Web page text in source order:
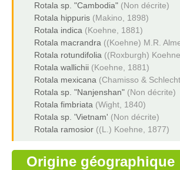
Rotala sp. "Cambodia" (Non décrite)
Rotala hippuris (Makino, 1898)
Rotala indica (Koehne, 1881)
Rotala macrandra ((Koehne) M.R.
Rotala rotundifolia ((Roxburgh)
Rotala wallichii (Koehne, 1881)
Rotala mexicana (Chamisso &
Rotala sp. "Nanjenshan" (Non décrite)
Rotala fimbriata (Wight, 1840)
Rotala sp. 'Vietnam' (Non décrite)
Rotala ramosior ((L.) Koehne, 1877)
Origine géographique